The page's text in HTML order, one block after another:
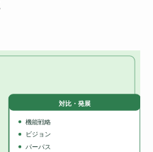
対比・発展
機能戦略
ビジョン
パーパス